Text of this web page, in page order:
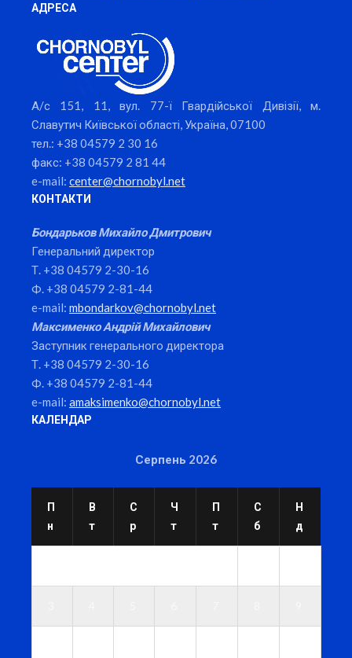
АДРЕСА
А/с 151, 11, вул. 77-ї Гвардійської Дивізії, м.
Славутич Київської області, Україна, 07100
тел.: +38 04579 2 30 16
факс: +38 04579 2 81 44
e-mail: center@chornobyl.net
КОНТАКТИ
Бондарьков Михайло Дмитрович
Генеральний директор
Т. +38 04579 2-30-16
Ф. +38 04579 2-81-44
e-mail: mbondarkov@chornobyl.net
Максименко Андрій Михайлович
Заступник генерального директора
Т. +38 04579 2-30-16
Ф. +38 04579 2-81-44
e-mail: amaksimenko@chornobyl.net
КАЛЕНДАР
Серпень 2026
П
н
В
т
С
р
Ч
т
П
т
С
б
Н
д